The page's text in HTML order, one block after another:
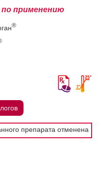
по применению
®
препарата отменена